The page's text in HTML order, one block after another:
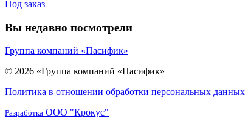
Под заказ
Вы недавно посмотрели
Группа компаний «Пасифик»
© 2026 «Группа компаний «Пасифик»
Политика в отношении обработки персональных данных
Разработка ООО "Крокус"